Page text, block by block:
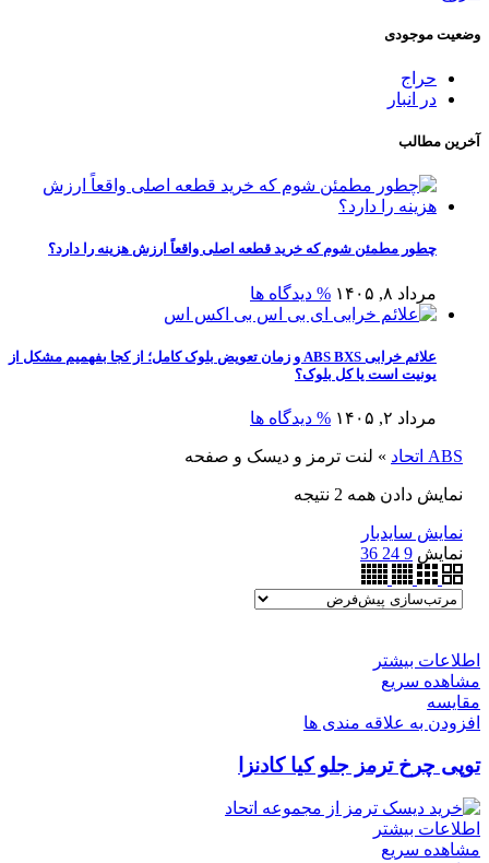
وضعیت موجودی
حراج
در انبار
آخرین مطالب
چطور مطمئن شوم که خرید قطعه اصلی واقعاً ارزش هزینه را دارد؟
مرداد ۸, ۱۴۰۵ % دیدگاه ها
علائم خرابی ABS BXS و زمان تعویض بلوک کامل؛ از کجا بفهمیم مشکل از
یونیت است یا کل بلوک؟
مرداد ۲, ۱۴۰۵ % دیدگاه ها
ABS اتحاد » لنت ترمز و دیسک و صفحه
نمایش دادن همه 2 نتیجه
نمایش سایدبار
نمایش 9
24
36
اطلاعات بیشتر
مشاهده سریع
مقایسه
افزودن به علاقه مندی ها
توپی چرخ ترمز جلو کیا کادنزا
اطلاعات بیشتر
مشاهده سریع